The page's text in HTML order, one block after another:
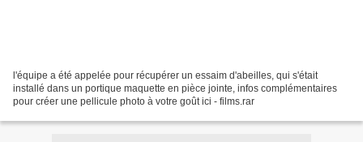
l'équipe a été appelée pour récupérer un essaim d'abeilles, qui s'était
installé dans un portique maquette en pièce jointe, infos complémentaires
pour créer une pellicule photo à votre goût ici - films.rar